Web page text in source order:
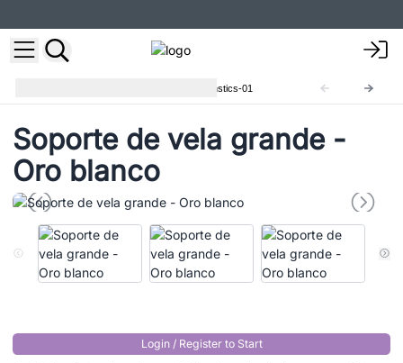
Vinstics-01
Soporte de vela grande -
Oro blanco
Login / Register to Start